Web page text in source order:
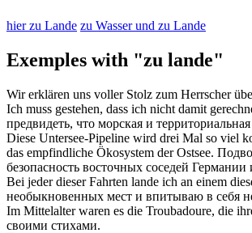
hier zu Lande zu Wasser und zu Lande
Exemples with "zu lande"
Wir erklären uns voller Stolz zum Herrscher
Ich muss gestehen, dass ich nicht damit
предвидеть, что морская и
Diese Untersee-Pipeline wird drei Mal so viel
das empfindliche Ökosystem der Ostsee.
безопасность восточных соседей
Bei jeder dieser Fahrten lande ich an einem
необыкновенных мест и впитываю в себя
Im Mittelalter waren es die Troubadoure, die
своими стихами.